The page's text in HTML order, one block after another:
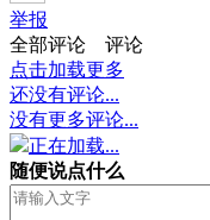
举报
全部评论
评论
点击加载更多
还没有评论...
没有更多评论...
正在加载...
随便说点什么